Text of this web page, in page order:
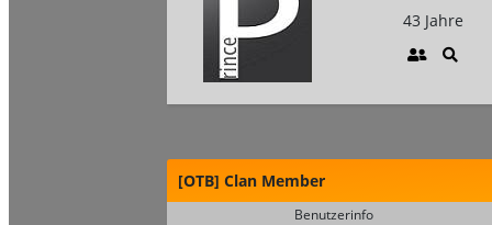
43 Jahre
[OTB] Clan Member
Benutzerinfo